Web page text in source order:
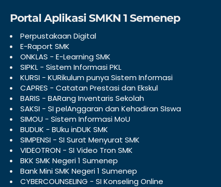
Portal Aplikasi SMKN 1 Semenep
Perpustakaan Digital
E-Raport SMK
ONKLAS - E-Learning SMK
SIPKL - Sistem Informasi PKL
KURSI - KURikulum punya Sistem Informasi
CAPRES - Catatan Prestasi dan Ekskul
BARIS - BARang Inventaris Sekolah
SAKSI - SI pelAnggaran dan Kehadiran SIswa
SIMOU - Sistem Informasi MoU
BUDUK - BUku inDUK SMK
SIMPENSI - SI Surat Menyurat SMK
VIDEOTRON - SI Video Tron SMK
BKK SMK Negeri 1 Sumenep
Bank Mini SMK Negeri 1 Sumenep
CYBERCOUNSELING - SI Konseling Online